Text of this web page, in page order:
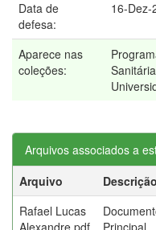
Data de
defesa:
16-Dez-
Aparece nas
coleções:
Arquivos associados a
Arquivo
Descrição
Rafael Lucas